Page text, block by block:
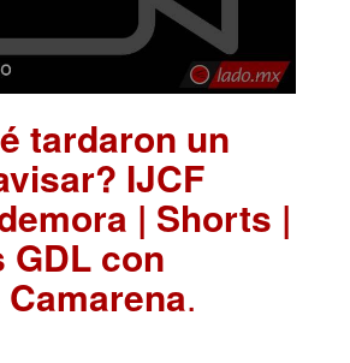
tardaron un
IJCF
| Shorts |
GDL con
.